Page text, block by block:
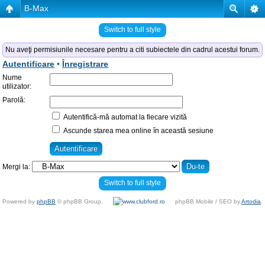
B-Max
Switch to full style
Nu aveţi permisiunile necesare pentru a citi subiectele din cadrul acestui forum.
Autentificare • Înregistrare
Nume
utilizator:
Parolă:
Autentifică-mă automat la fiecare vizită
Ascunde starea mea online în această sesiune
Mergi la:
Switch to full style
Powered by phpBB © phpBB Group. phpBB Mobile / SEO byArtodia